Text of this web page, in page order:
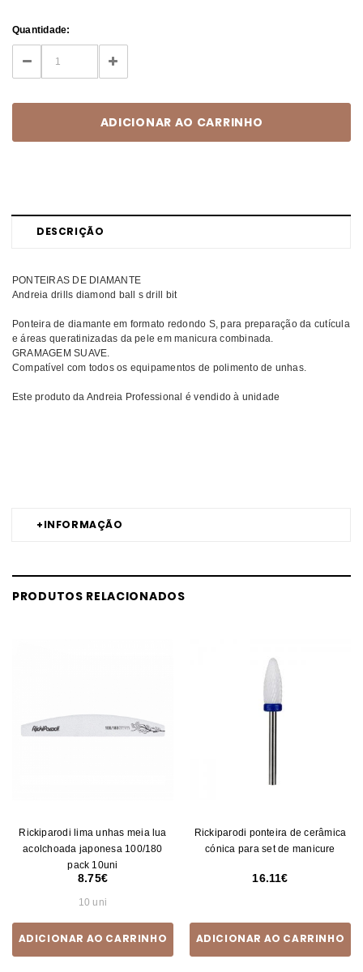
Current
Stock:
Quantidade:
DECREASE
QUANTITY:
INCREASE
QUANTITY:
DESCRIÇÃO
+INFORMAÇÃO
PONTEIRAS DE DIAMANTE
Andreia drills diamond ball s drill bit
Ponteira de diamante em formato redondo S, para preparação da cutícula
e áreas queratinizadas da pele em manicura combinada.
GRAMAGEM SUAVE.
Compatível com todos os equipamentos de polimento de unhas.
Este produto da Andreia Professional é vendido à unidade
PRODUTOS RELACIONADOS
Rickiparodi lima unhas meia lua
acolchoada japonesa 100/180
pack 10uni
8.75
10 uni
ADICIONAR AO CARRINHO
Rickiparodi ponteira de cerâmica
cónica para set de manicure
16.11
ADICIONAR AO CARRINHO